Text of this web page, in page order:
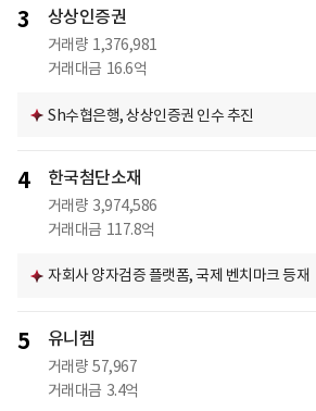
3 상상인증권
거래량 1,376,981
거래대금 16.6억
Sh수협은행, 상상인증권 인수 추진
4 한국첨단소재
거래량 3,974,586
거래대금 117.8억
자회사 양자검증 플랫폼, 국제 벤치마크 등재
5 유니켐
거래량 57,967
거래대금 3.4억